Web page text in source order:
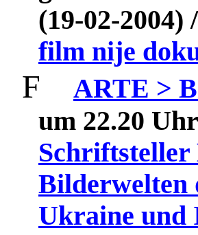
(19-02-
film nije
F
ARTE >
um 22.20
Schriftsteller
Bilderwelten
Ukraine und